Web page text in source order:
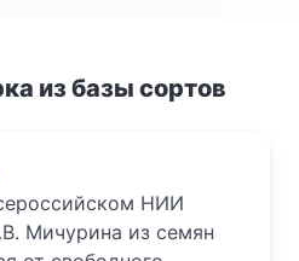
из базы сортов
НИИ
Мичурина из семян